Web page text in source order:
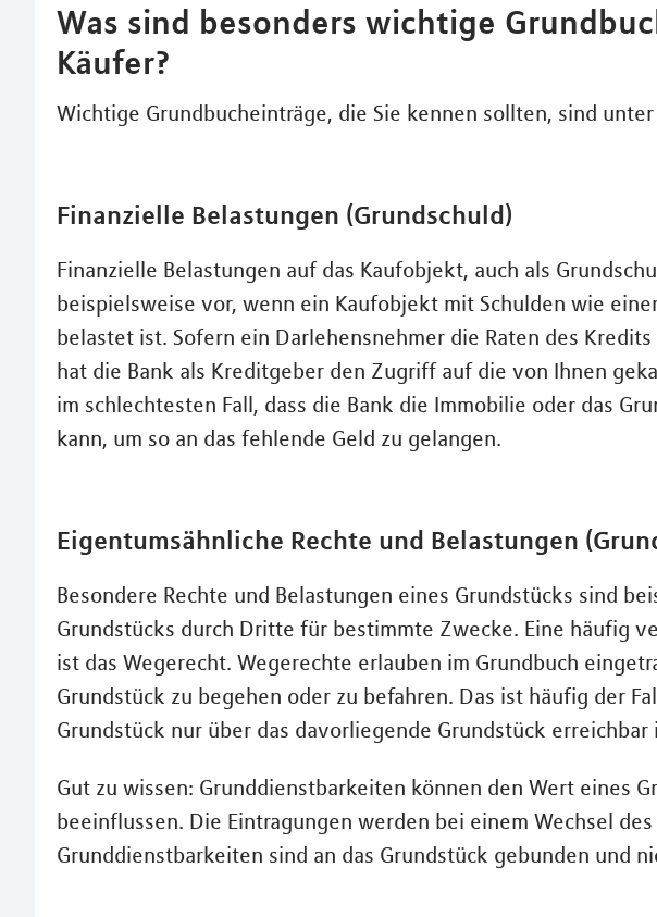
Was sind besonders wichtige
Käufer?
Wichtige Grundbucheinträge, die Sie kennen sollten, sind
Finanzielle Belastungen (Grundschuld)
Finanzielle Belastungen auf das Kaufobjekt, auch als
beispielsweise vor, wenn ein Kaufobjekt mit Schulden wie
belastet ist. Sofern ein Darlehensnehmer die Raten des
hat die Bank als Kreditgeber den Zugriff auf die von Ihnen
im schlechtesten Fall, dass die Bank die Immobilie oder das
kann, um so an das fehlende Geld zu gelangen.
Eigentumsähnliche Rechte und Belastungen
Besondere Rechte und Belastungen eines Grundstücks sind
Grundstücks durch Dritte für bestimmte Zwecke. Eine häufig
ist das Wegerecht. Wegerechte erlauben im Grundbuch
Grundstück zu begehen oder zu befahren. Das ist häufig der
Grundstück nur über das davorliegende Grundstück erreichbar
Gut zu wissen: Grunddienstbarkeiten können den Wert eines
beeinflussen. Die Eintragungen werden bei einem Wechsel
Grunddienstbarkeiten sind an das Grundstück gebunden und